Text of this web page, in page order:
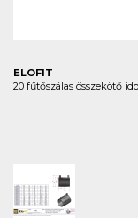
ELOFIT
20 fűtőszálas összekötő